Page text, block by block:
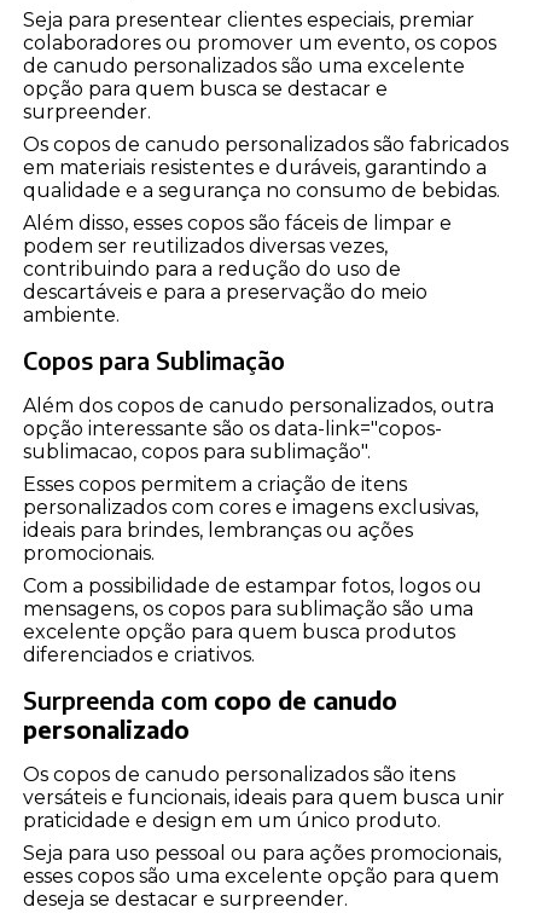
Seja para presentear clientes especiais, premiar
colaboradores ou promover um evento, os copos
de canudo personalizados são uma excelente
opção para quem busca se destacar e
surpreender.
Os copos de canudo personalizados são fabricados
em materiais resistentes e duráveis, garantindo a
qualidade e a segurança no consumo de bebidas.
Além disso, esses copos são fáceis de limpar e
podem ser reutilizados diversas vezes,
contribuindo para a redução do uso de
descartáveis e para a preservação do meio
ambiente.
Copos para Sublimação
Além dos copos de canudo personalizados, outra
opção interessante são os data-link="copos-
sublimacao, copos para sublimação".
Esses copos permitem a criação de itens
personalizados com cores e imagens exclusivas,
ideais para brindes, lembranças ou ações
promocionais.
Com a possibilidade de estampar fotos, logos ou
mensagens, os copos para sublimação são uma
excelente opção para quem busca produtos
diferenciados e criativos.
Surpreenda com copo de canudo
personalizado
Os copos de canudo personalizados são itens
versáteis e funcionais, ideais para quem busca unir
praticidade e design em um único produto.
Seja para uso pessoal ou para ações promocionais,
esses copos são uma excelente opção para quem
deseja se destacar e surpreender.